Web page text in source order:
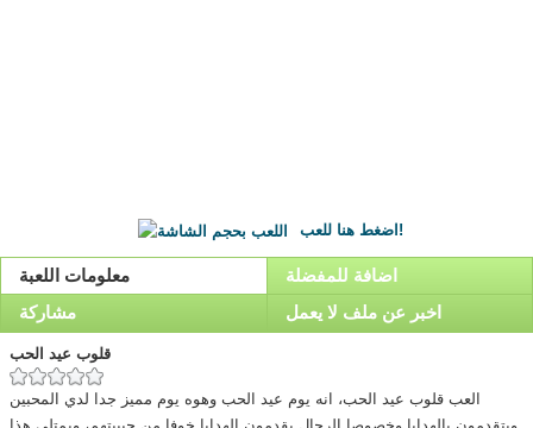
اضغط هنا للعب!
معلومات اللعبة
اضافة للمفضلة
مشاركة
اخبر عن ملف لا يعمل
قلوب عيد الحب
العب قلوب عيد الحب، انه يوم عيد الحب وهوه يوم مميز جدا لدي المحبين